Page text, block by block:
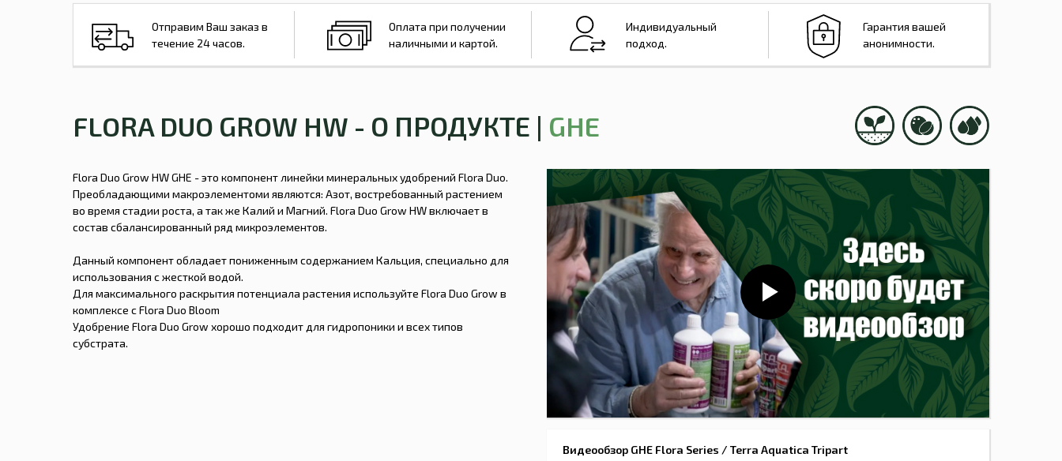
Отправим Ваш заказ в
течение 24 часов.
Оплата при получении
наличными и картой.
Индивидуальный
подход.
Гарантия вашей
анонимности.
FLORA DUO GROW HW - О ПРОДУКТЕ | GHE
Flora Duo Grow НW GHE - это компонент линейки минеральных удобрений Flora Duo.
Преобладающими макроэлементоми являются: Азот, востребованный растением
во время стадии роста, а так же Калий и Магний. Flora Duo Grow НW включает в
состав сбалансированный ряд микроэлементов.
Данный компонент обладает пониженным содержанием Кальция, специально для
использования с жесткой водой.
Для максимального раскрытия потенциала растения используйте Flora Duo Grow в
комплексе с Flora Duo Bloom
Удобрение Flora Duo Grow хорошо подходит для гидропоники и всех типов
субстрата.
Видеообзор GHE Flora Series / Terra Aquatica Tripart